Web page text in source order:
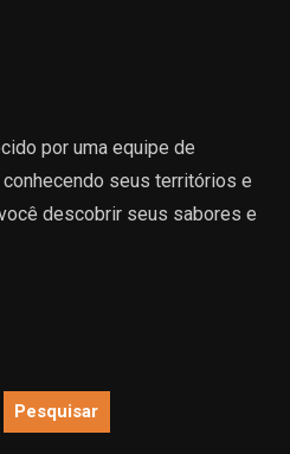
por uma equipe de
seus territórios e
descobrir seus sabores e
Pesquisar